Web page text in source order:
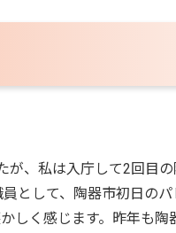
、私は入庁して2回目
として、陶器市初日の
しく感じます。昨年も